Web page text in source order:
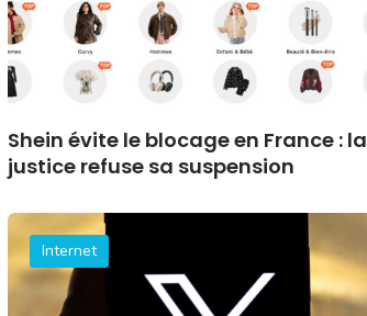
Shein évite le blocage en France : la
justice refuse sa suspension
Internet